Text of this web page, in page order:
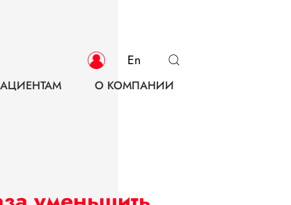
En
О КОМПАНИИ